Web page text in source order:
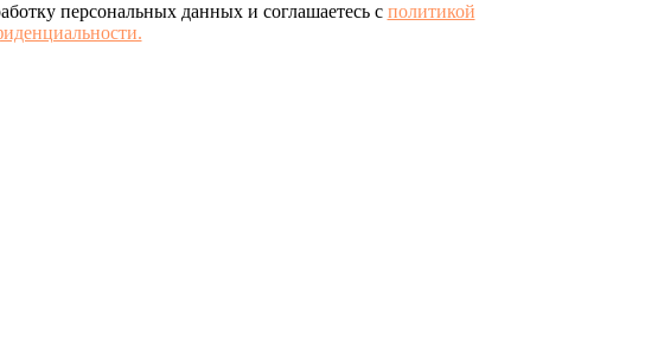
персональных данных и соглашаетесь с политикой